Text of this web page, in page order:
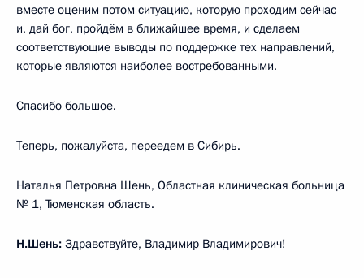
вместе оценим потом ситуацию, которую проходим сейчас
и, дай бог, пройдём в ближайшее время, и сделаем
соответствующие выводы по поддержке тех направлений,
которые являются наиболее востребованными.
Спасибо большое.
Теперь, пожалуйста, переедем в Сибирь.
Наталья Петровна Шень, Областная клиническая больница
№ 1, Тюменская область.
Н.Шень: Здравствуйте, Владимир Владимирович!